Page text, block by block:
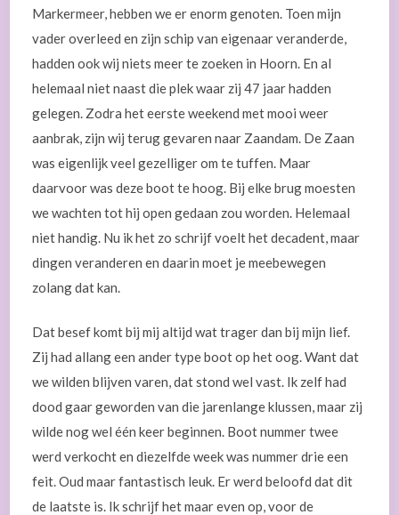
Markermeer, hebben we er enorm genoten. Toen mijn
vader overleed en zijn schip van eigenaar veranderde,
hadden ook wij niets meer te zoeken in Hoorn. En al
helemaal niet naast die plek waar zij 47 jaar hadden
gelegen. Zodra het eerste weekend met mooi weer
aanbrak, zijn wij terug gevaren naar Zaandam. De Zaan
was eigenlijk veel gezelliger om te tuffen. Maar
daarvoor was deze boot te hoog. Bij elke brug moesten
we wachten tot hij open gedaan zou worden. Helemaal
niet handig. Nu ik het zo schrijf voelt het decadent, maar
dingen veranderen en daarin moet je meebewegen
zolang dat kan.
Dat besef komt bij mij altijd wat trager dan bij mijn lief.
Zij had allang een ander type boot op het oog. Want dat
we wilden blijven varen, dat stond wel vast. Ik zelf had
dood gaar geworden van die jarenlange klussen, maar zij
wilde nog wel één keer beginnen. Boot nummer twee
werd verkocht en diezelfde week was nummer drie een
feit. Oud maar fantastisch leuk. Er werd beloofd dat dit
de laatste is. Ik schrijf het maar even op, voor de